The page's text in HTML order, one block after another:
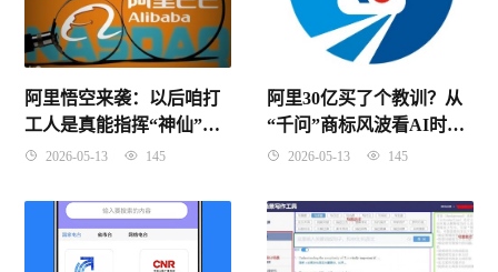
阿里悟空来袭：以后咱打
工人是真能指挥“神仙”同
事了？
2026-05-13 145
阿里30亿买了个教训？从
“千问”商标风波看AI时代
的品牌保卫战
2026-05-13 145